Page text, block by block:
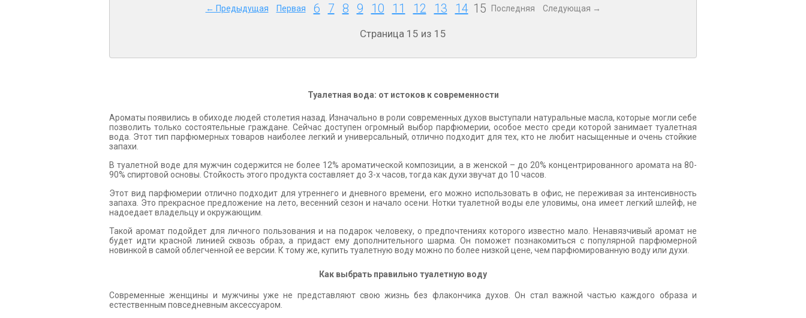
← Предыдущая Первая 6 7 8 9 10 11 12 13 14 15 Последняя Следующая →
Страница 15 из 15
Туалетная вода: от истоков к современности
Ароматы появились в обиходе людей столетия назад. Изначально в роли современных духов выступали натуральные масла, которые могли себе
позволить только состоятельные граждане. Сейчас доступен огромный выбор парфюмерии, особое место среди которой занимает туалетная
вода. Этот тип парфюмерных товаров наиболее легкий и универсальный, отлично подходит для тех, кто не любит насыщенные и очень стойкие
запахи.
В туалетной воде для мужчин содержится не более 12% ароматической композиции, а в женской – до 20% концентрированного аромата на 80-
90% спиртовой основы. Стойкость этого продукта составляет до 3-х часов, тогда как духи звучат до 10 часов.
Этот вид парфюмерии отлично подходит для утреннего и дневного времени, его можно использовать в офис, не переживая за интенсивность
запаха. Это прекрасное предложение на лето, весенний сезон и начало осени. Нотки туалетной воды еле уловимы, она имеет легкий шлейф, не
надоедает владельцу и окружающим.
Такой аромат подойдет для личного пользования и на подарок человеку, о предпочтениях которого известно мало. Ненавязчивый аромат не
будет идти красной линией сквозь образ, а придаст ему дополнительного шарма. Он поможет познакомиться с популярной парфюмерной
новинкой в самой облегченной ее версии. К тому же, купить туалетную водуможно по более низкой цене, чем парфюмированную воду или духи.
Как выбрать правильно туалетную воду
Современные женщины и мужчины уже не представляют свою жизнь без флакончика духов. Он стал важной частью каждого образа и
естественным повседневным аксессуаром.